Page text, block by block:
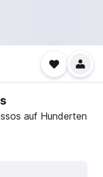
auf Hunderten